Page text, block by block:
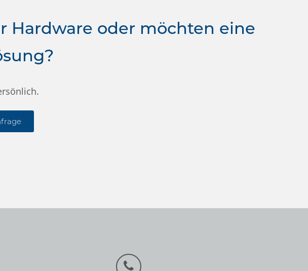
Hardware oder möchten eine